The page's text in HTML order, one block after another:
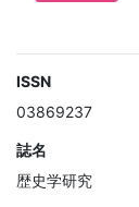
ISSN
03869237
誌名
歴史学研究